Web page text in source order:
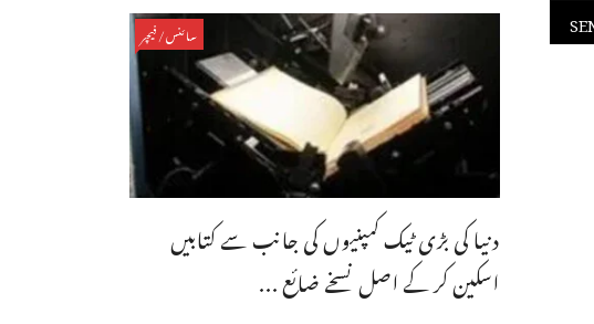
سائنس/فیچر
دنیا کی بڑی ٹیک کمپنیوں کی جانب سے کتابیں
اسکین کر کے اصل نسخے ضائع ...